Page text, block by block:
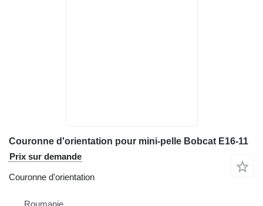
Couronne d'orientation pour mini-pelle Bobcat E16-11
Prix sur demande
Couronne d'orientation
Roumanie